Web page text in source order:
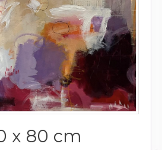
x 80 cm